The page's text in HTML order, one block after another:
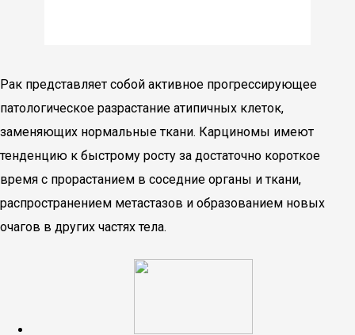
Рак представляет собой активное прогрессирующее
патологическое разрастание атипичных клеток,
заменяющих нормальные ткани. Карциномы имеют
тенденцию к быстрому росту за достаточно короткое
время с прорастанием в соседние органы и ткани,
распространением метастазов и образованием новых
очагов в других частях тела.